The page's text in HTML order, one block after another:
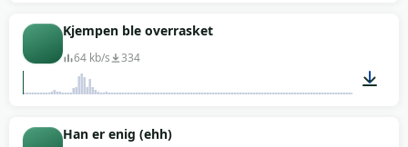
Kjempen ble overrasket
64 kb/s 334
Han er enig (ehh)